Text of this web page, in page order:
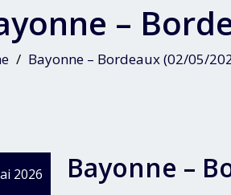
–
Bayonne – Bordeaux (02/05/
2026 Bayonne –